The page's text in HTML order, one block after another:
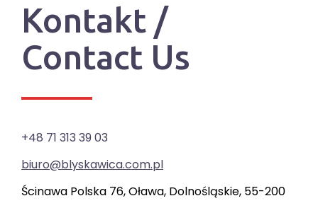
Kontakt /
Contact Us
+48 71 313 39 03
biuro@blyskawica.com.pl
Ścinawa Polska 76, Oława, Dolnośląskie, 55-200